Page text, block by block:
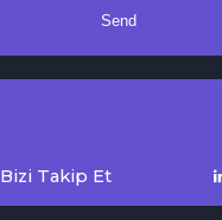
Send
Bizi Takip Et